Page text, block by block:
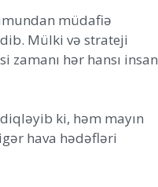
müdafiə
Mülki və strateji
hər hansı insan
ki, həm mayın
hava hədəfləri